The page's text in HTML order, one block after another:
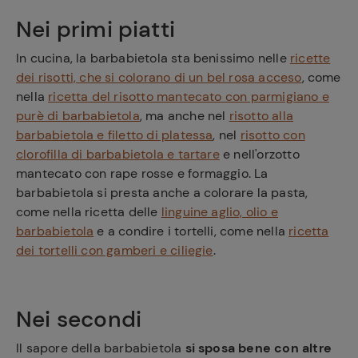
Nei primi piatti
In cucina, la barbabietola sta benissimo nelle ricette
dei risotti, che si colorano di un bel rosa acceso, come
nella ricetta del risotto mantecato con parmigiano e
purè di barbabietola, ma anche nel risotto alla
barbabietola e filetto di platessa, nel risotto con
clorofilla di barbabietola e tartaree nell'orzotto
mantecato con rape rosse e formaggio. La
barbabietola si presta anche a colorare la pasta,
come nella ricetta delle linguine aglio, olio e
barbabietola e a condire i tortelli, come nella ricetta
dei tortelli con gamberi e ciliegie.
Nei secondi
Il sapore della barbabietola si sposa bene con altre